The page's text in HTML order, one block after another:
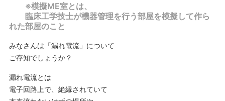
※模擬ME室とは、
臨床工学技士が機器管理を行う部屋を模擬して作ら
れた部屋のこと
みなさんは「漏れ電流」について
ご存知でしょうか？
漏れ電流とは
電子回路上で、絶縁されていて